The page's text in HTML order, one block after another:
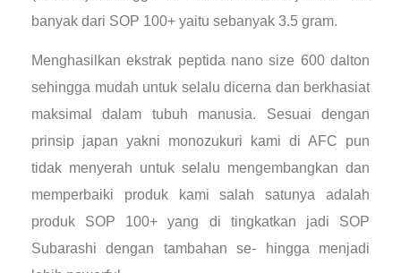
banyak dari SOP 100+ yaitu sebanyak 3.5 gram.
Menghasilkan ekstrak peptida nano size 600 dalton
sehingga mudah untuk selalu dicerna dan berkhasiat
maksimal dalam tubuh manusia. Sesuai dengan
prinsip japan yakni monozukuri kami di AFC pun
tidak menyerah untuk selalu mengembangkan dan
memperbaiki produk kami salah satunya adalah
produk SOP 100+ yang di tingkatkan jadi SOP
Subarashi dengan tambahan se- hingga menjadi